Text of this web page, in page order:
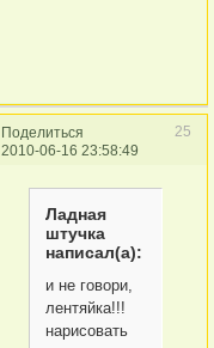
Поделиться
25
2010-06-16 23:58:49
Ладная
штучка
написал(а):
и не говори,
лентяйка!!!
нарисовать